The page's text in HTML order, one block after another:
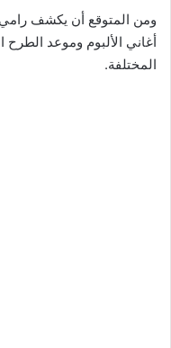
ومن المتوقع أن يكشف رامي
أغاني الألبوم وموعد
المختلفة.